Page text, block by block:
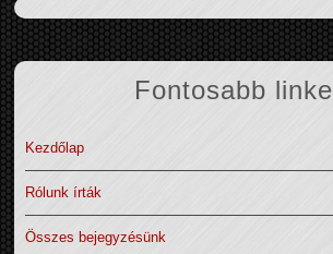
Fontosabb
Kezdőlap
Rólunk írták
Összes bejegyzésünk